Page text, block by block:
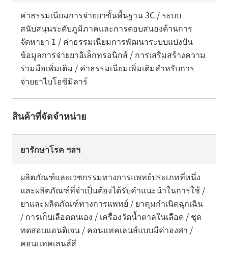
ค่าธรรมเนียมการจ่ายยาขั้นพื้นฐาน 3C / ระบบ
สนับสนุนระดับภูมิภาคและการตอบสนองด้านการ
จัดหายา 1 / ค่าธรรมเนียมการพัฒนาระบบแบ่งปัน
ข้อมูลการจ่ายยาอิเล็กทรอนิกส์ / การเสริมสร้างความ
ร่วมมือเพิ่มเติม / ค่าธรรมเนียมเพิ่มเติมสำหรับการ
จ่ายยาไบโอซิมิลาร์
สินค้าที่จัดจำหน่าย
ยารักษาโรค ฯลฯ
ผลิตภัณฑ์และเวชกรรมทางการแพทย์ประเภทที่หนึ่ง
และผลิตภัณฑ์ที่จำเป็นต้องได้รับคำแนะนำในการใช้ /
ยาและผลิตภัณฑ์ทางการแพทย์ / ยาคุมกำเนิดฉุกเฉิน
/ การเก็บเลือดตนเอง / เครื่องวัดน้ำตาลในเลือด / ชุด
ทดสอบแอนติเจน / คอนแทคเลนส์แบบมีค่าองศา /
คอนแทคเลนส์สี